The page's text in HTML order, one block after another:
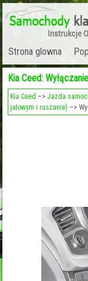
Strona glowna
Kia Ceed:
Kia Ceed –>Jazda
jałowym i ruszanie) –>